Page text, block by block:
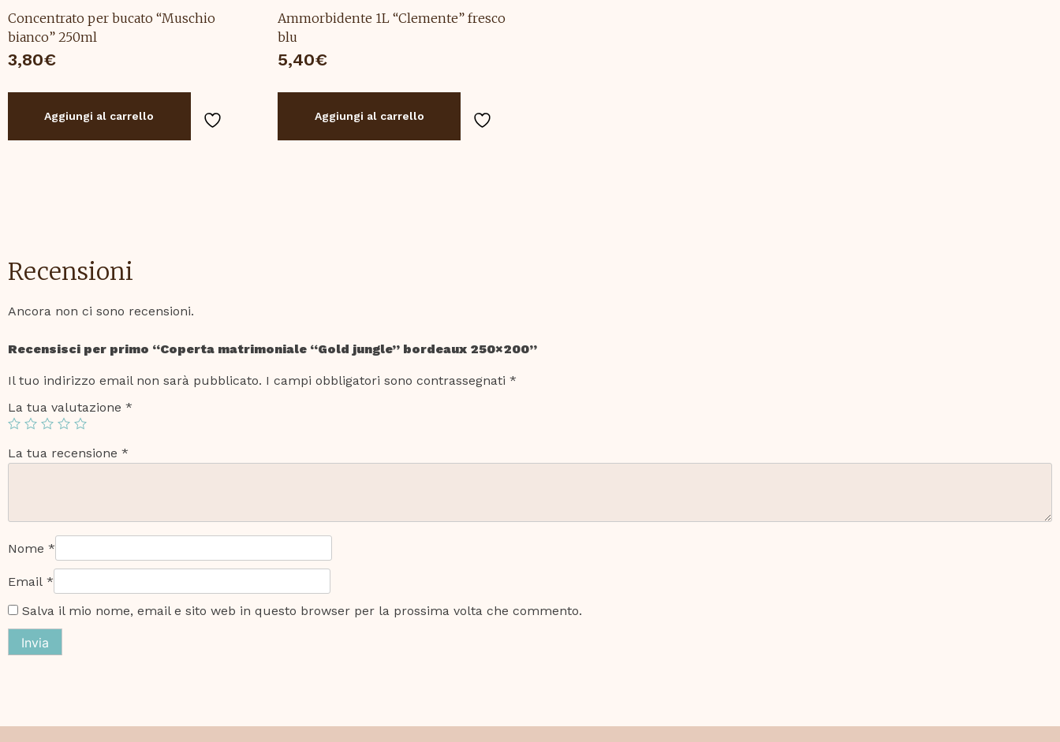
Concentrato per bucato “Muschio
bianco” 250ml
3,80€
Aggiungi al carrello
Ammorbidente 1L “Clemente” fresco
blu
5,40€
Aggiungi al carrello
Recensioni
Ancora non ci sono recensioni.
Recensisci per primo “Coperta matrimoniale “Gold jungle” bordeaux 250×200”
Il tuo indirizzo email non sarà pubblicato. I campi obbligatori sono contrassegnati *
La tua valutazione *
La tua recensione *
Nome *
Email *
Salva il mio nome, email e sito web in questo browser per la prossima volta che commento.